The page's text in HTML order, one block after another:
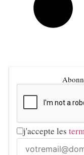
j'accepte les